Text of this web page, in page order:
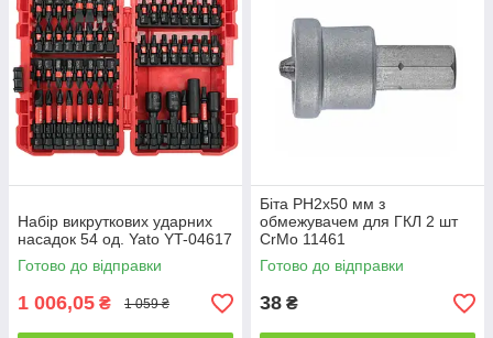
Набір викруткових ударних
насадок 54 од. Yato YT-04617
Готово до відправки
1 006,05 ₴ 1 059 ₴
Біта PH2x50 мм з
обмежувачем для ГКЛ 2 шт
CrMo 11461
Готово до відправки
38 ₴